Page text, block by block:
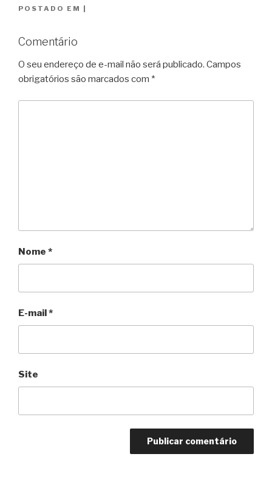
POSTADO EM
Comentário
O seu endereço de e-mail não será publicado. Campos
obrigatórios são marcados com *
Nome *
E-mail *
Site